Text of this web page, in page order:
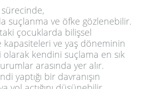
suçlanma ve öfke gözlenebilir.
çocuklarda bilişsel
kapasiteleri ve yaş döneminin
olarak kendini suçlama en sık
arasında yer alır.
yaptığı bir davranışın